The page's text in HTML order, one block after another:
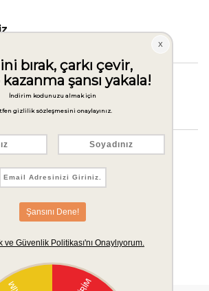
Kargo bedava!
ödemenizi
Garantisi
iade ve değişim